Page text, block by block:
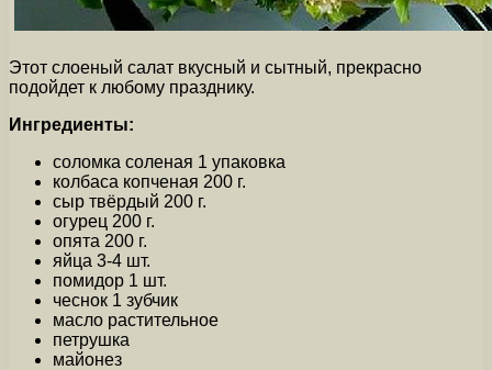
Этот слоеный салат вкусный и сытный, прекрасно
подойдет к любому празднику.
Ингредиенты:
соломка соленая 1 упаковка
колбаса копченая 200 г.
сыр твёрдый 200 г.
огурец 200 г.
опята 200 г.
яйца 3-4 шт.
помидор 1 шт.
чеснок 1 зубчик
масло растительное
петрушка
майонез